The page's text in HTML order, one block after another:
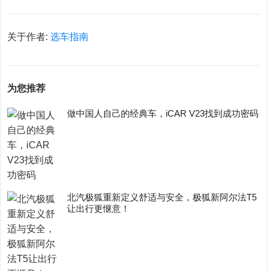
关于作者:选车指南
为您推荐
做中国人自己的经典车，iCAR V23找到成功密码
​北汽极狐重新定义舒适与安全，极狐新阿尔法T5
让出行更惬意！